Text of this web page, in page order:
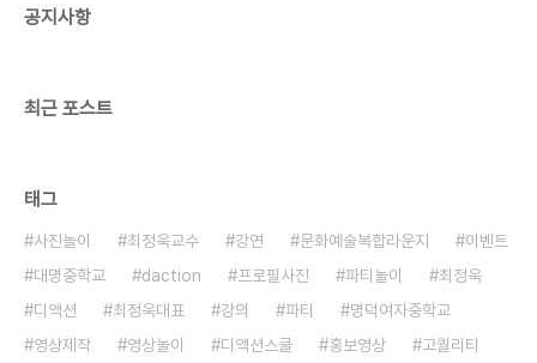
(디액션) 사진/영상 스튜디오ㅣ강연/세미나ㅣ파티/
공지사항
최근 포스트
태그
사진놀이 최정욱교수 강연 문화예술복합라운지
이벤트
대명중학교
daction 프로필사진 파티놀이
최정욱
디액션
최정욱대표 강의 파티
명덕여자중학교
영상제작
영상놀이 디액션스쿨 홍보영상
고퀄리티